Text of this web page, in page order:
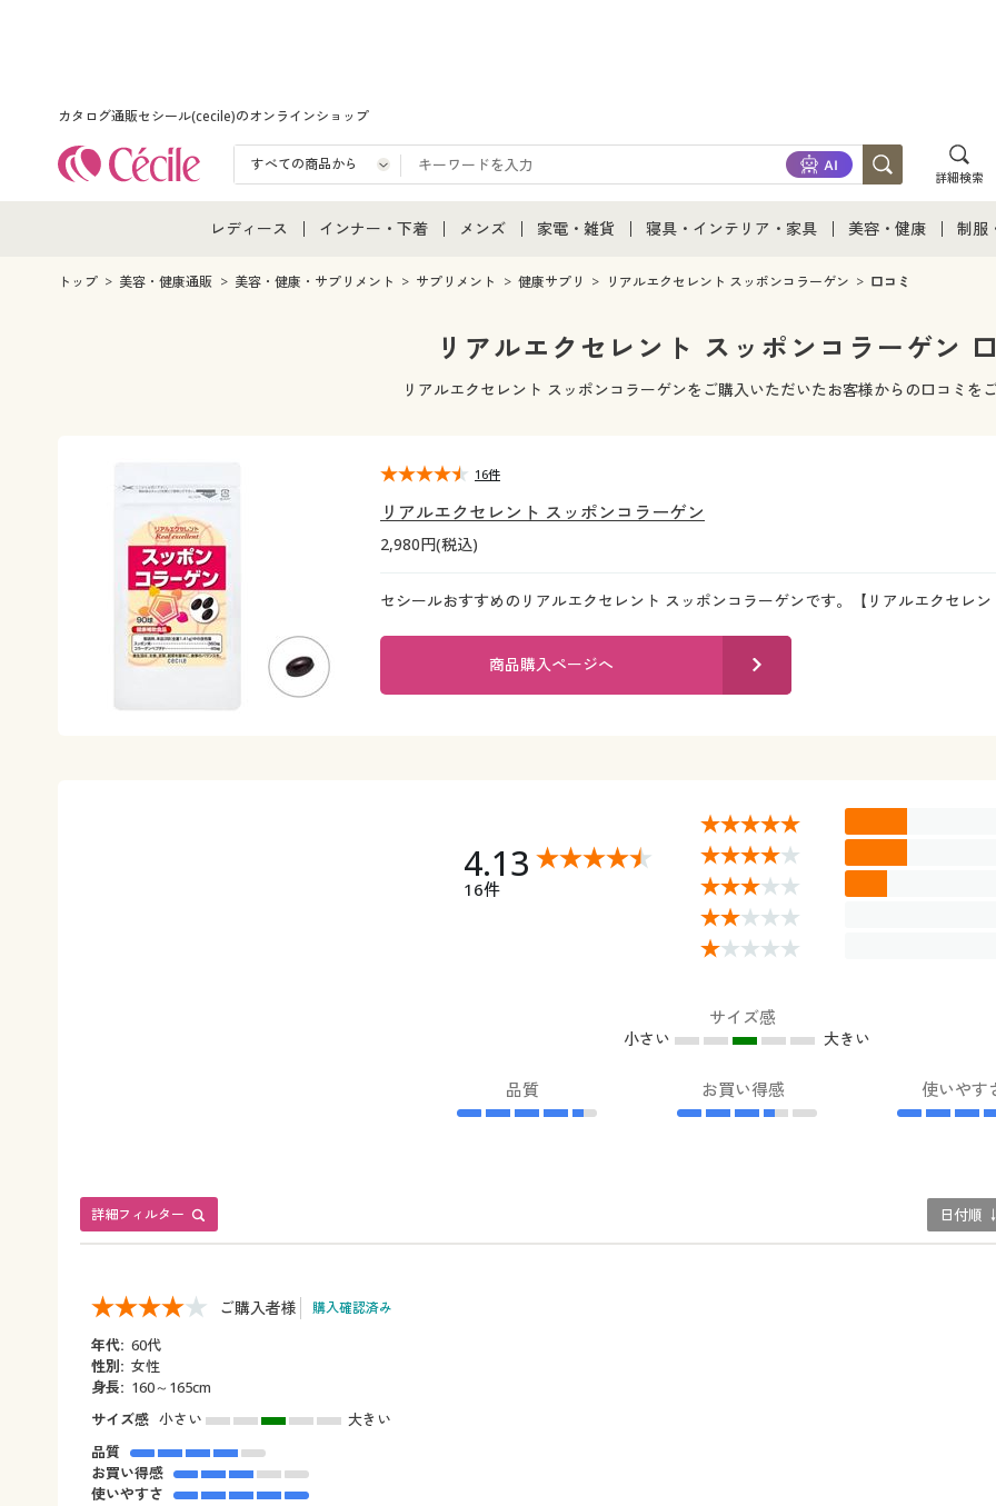
カタログ通販セシール(cecile)のオンラインショップ
詳細検索
レディース
レディース通販すべて
インナー・下着
インナー・下着通販すべて
メンズ
メンズ通販すべて
メンズファッション
メンズ下着
家電・雑貨
家電・雑貨すべて
家電
キッチン・雑貨・日用品
寝具・インテリア・家具
寝具・インテリア・家具通販すべて
家具・収納
寝具・ベッド
美容・健康
美容・健康通販すべて
美容・健康・サプリ
制服
制
ジュ
トップ 美容・健康通販 美容・健康・サプリメント サプリメント 健康サプリ リアルエクセレント スッポンコラーゲン 口コミ
リアルエクセレント スッポンコラーゲン
リアルエクセレント スッポンコラーゲンをご購入いただいたお客様からの口コミをご
リアルエクセレント スッポンコラーゲン
2,980円(税込)
セシールおすすめのリアルエクセレント スッポンコラーゲンです。【リアルエクセレ
16件
商品購入ページへ
4.13
16件
サイズ感
小さい 大きい
品質 お買い得感 使いやす
詳細フィルター 日付順 ↓
ご購入者様 購入確認済み
年代: 60代
性別: 女性
身長: 160～165cm
サイズ感 小さい
大きい
品質
お買い得感
使いやすさ